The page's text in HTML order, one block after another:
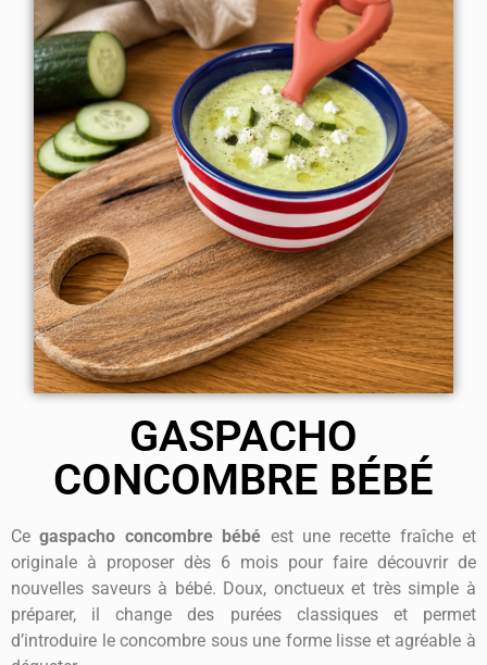
GASPACHO
CONCOMBRE BÉBÉ
Cegaspacho concombre bébé est une recette fraîche et
originale à proposer dès 6 mois pour faire découvrir de
nouvelles saveurs à bébé. Doux, onctueux et très simple à
préparer, il change des purées classiques et permet
d’introduire le concombre sous une forme lisse et agréable à